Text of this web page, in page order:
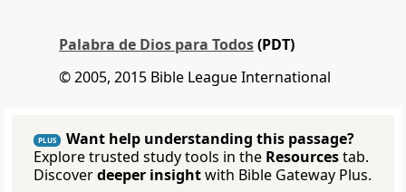
Palabra de Dios para Todos(PDT)
© 2005, 2015 Bible League International
PLUS
Want help understanding this passage?
Explore trusted study tools in the Resourcestab.
Discoverdeeper insightwith Bible Gateway Plus.